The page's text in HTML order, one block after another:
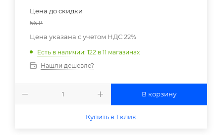
Цена до скидки
56₽
Цена указана с учетом НДС 22%
Есть в наличии: 122 в 11 магазинах
Нашли дешевле?
В корзину
Купить в 1 клик